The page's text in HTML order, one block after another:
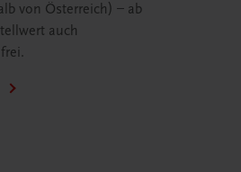
von Österreich) – ab
auch